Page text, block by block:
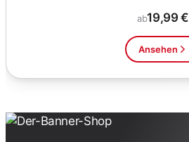
ab19,99 €
Ansehen